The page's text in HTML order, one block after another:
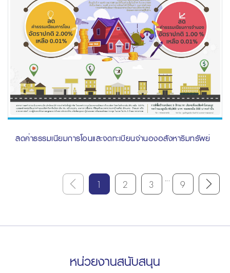
ลดค่าธรรมเนียมการโอนและจดทะเบียนจำนองอสังหาริมทรัพย์
1 2 3 ... 9
หน่วยงานสนับสนุน